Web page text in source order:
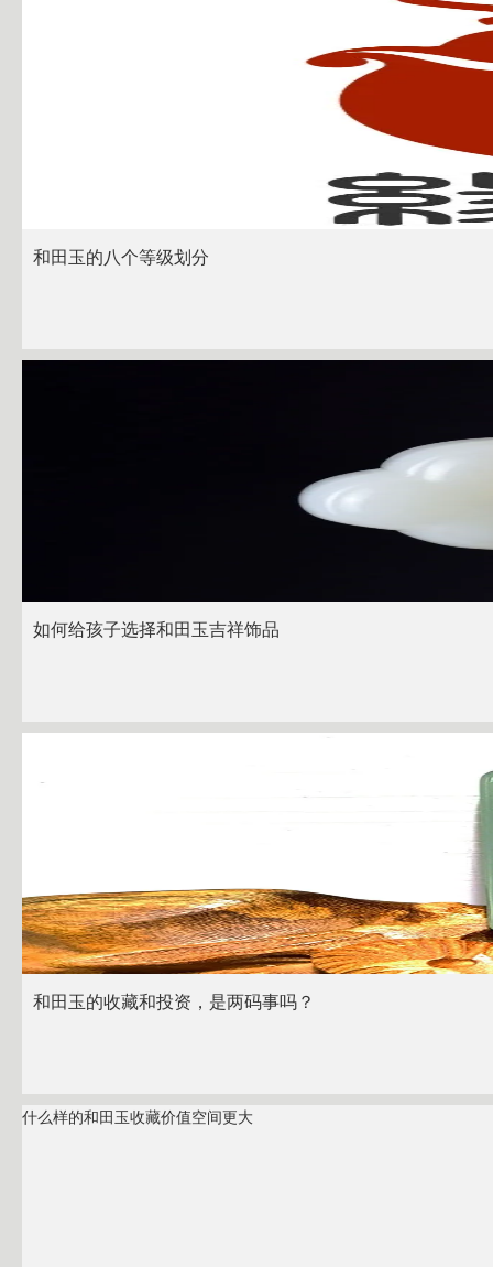
和田玉的八个等级划分
如何给孩子选择和田玉吉祥饰品
和田玉的收藏和投资，是两码事吗？
什么样的和田玉收藏价值空间更大